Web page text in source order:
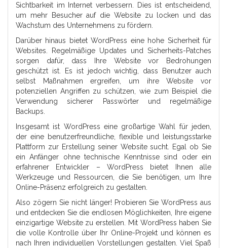
Sichtbarkeit im Internet verbessern. Dies ist entscheidend,
um mehr Besucher auf die Website zu locken und das
Wachstum des Unternehmens zu fördern.
Darüber hinaus bietet WordPress eine hohe Sicherheit für
Websites. Regelmäßige Updates und Sicherheits-Patches
sorgen dafür, dass Ihre Website vor Bedrohungen
geschützt ist. Es ist jedoch wichtig, dass Benutzer auch
selbst Maßnahmen ergreifen, um ihre Website vor
potenziellen Angriffen zu schützen, wie zum Beispiel die
Verwendung sicherer Passwörter und regelmäßige
Backups.
Insgesamt ist WordPress eine großartige Wahl für jeden,
der eine benutzerfreundliche, flexible und leistungsstarke
Plattform zur Erstellung seiner Website sucht. Egal ob Sie
ein Anfänger ohne technische Kenntnisse sind oder ein
erfahrener Entwickler – WordPress bietet Ihnen alle
Werkzeuge und Ressourcen, die Sie benötigen, um Ihre
Online-Präsenz erfolgreich zu gestalten.
Also zögern Sie nicht länger! Probieren Sie WordPress aus
und entdecken Sie die endlosen Möglichkeiten, Ihre eigene
einzigartige Website zu erstellen. Mit WordPress haben Sie
die volle Kontrolle über Ihr Online-Projekt und können es
nach Ihren individuellen Vorstellungen gestalten. Viel Spaß